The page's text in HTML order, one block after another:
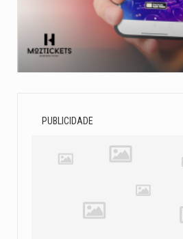
PUBLICIDADE